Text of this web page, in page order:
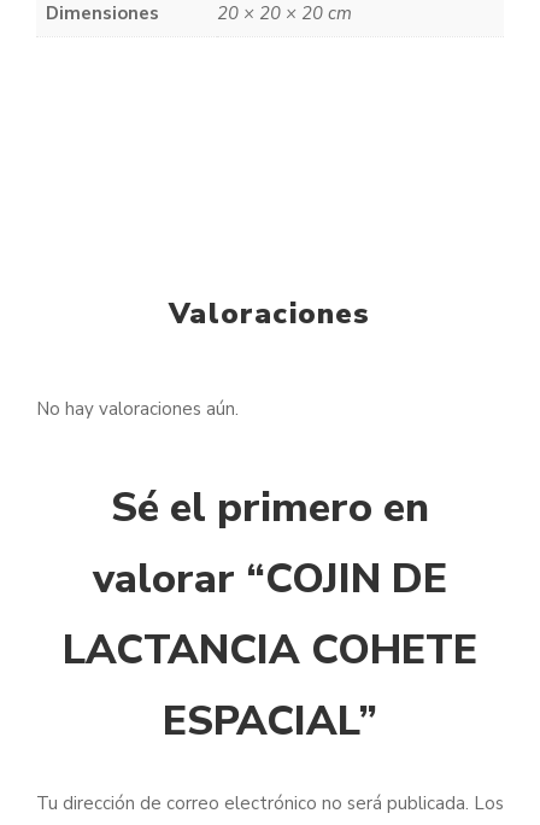
Dimensiones
20 × 20 × 20 cm
Valoraciones
No hay valoraciones aún.
Sé el primero en
valorar “COJIN DE
LACTANCIA COHETE
ESPACIAL”
Tu dirección de correo electrónico no será publicada. Los